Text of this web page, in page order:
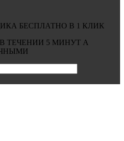
БЕСПЛАТНО В 1 КЛИК
ТЕЧЕНИИ 5 МИНУТ А